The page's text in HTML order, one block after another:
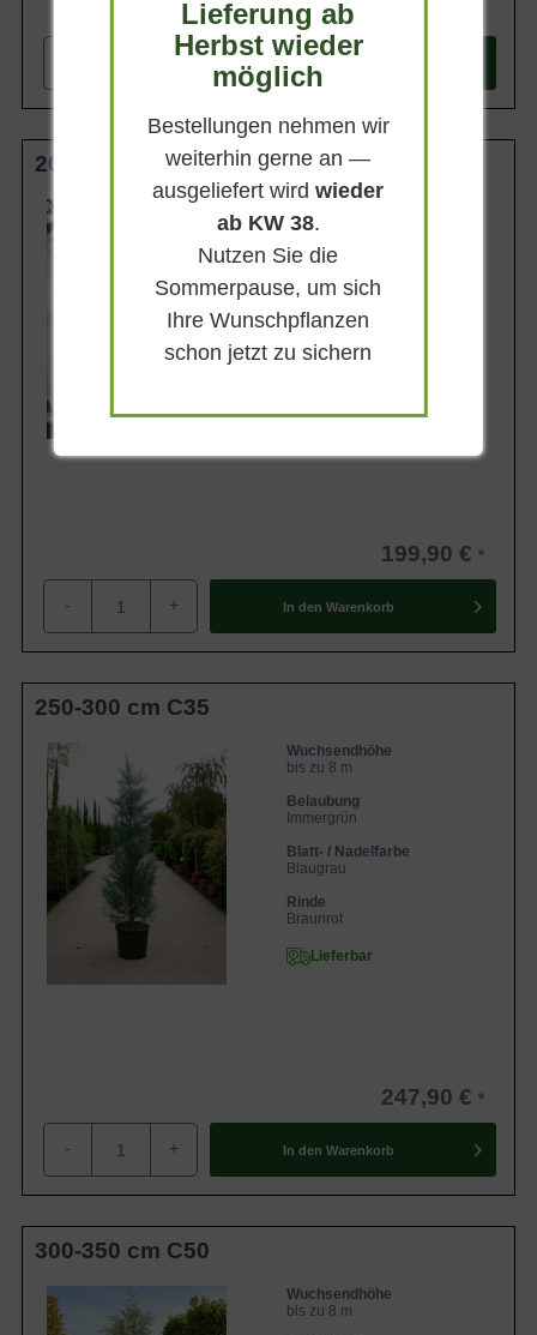
+ In den
200-250 cm C30
bis zu 8 m
Belaubung
Blatt- / Nadelfarbe
Blaugrau
Rinde
Lieferbar
199,90 €
- + In den Warenkorb
250-300 cm C35
Wuchsendhöhe
bis zu 8 m
Belaubung
Immergrün
Blatt- / Nadelfarbe
Blaugrau
Rinde
Braunrot
Lieferbar
247,90 €
- + In den Warenkorb
300-350 cm C50
Wuchsendhöhe
bis zu 8 m
Lieferung ab
Herbst wieder
möglich
Bestellungen nehmen wir
weiterhin gerne an —
ausgeliefert wirdwieder
ab KW 38.
Nutzen Sie die
Sommerpause, um sich
Ihre Wunschpflanzen
schon jetzt zu sichern